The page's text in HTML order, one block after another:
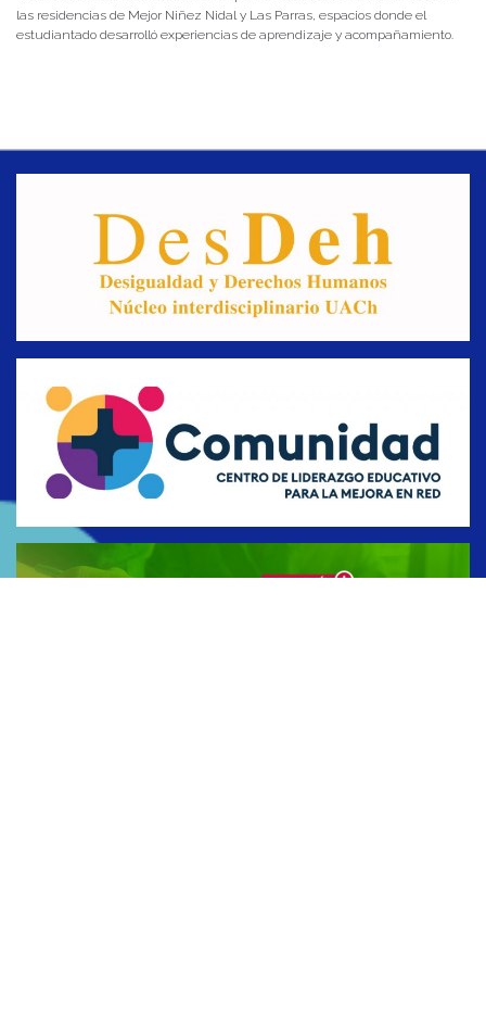
las residencias de Mejor Niñez Nidal y Las Parras, espacios donde el
estudiantado desarrolló experiencias de aprendizaje y acompañamiento.